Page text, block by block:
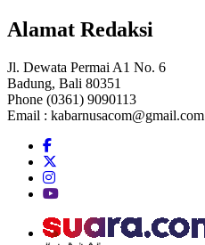
Alamat Redaksi
Jl. Dewata Permai A1 No. 6
Badung, Bali 80351
Phone (0361) 9090113
Email : kabarnusacom@gmail.com